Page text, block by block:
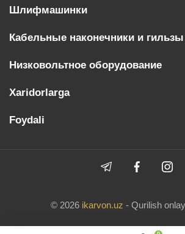
Шлифмашинки
Кабельные наконечники и гильзы
Низковольтное оборудование
Xaridorlarga
Foydali
© 2026 ikarvon.uz - Qurilish